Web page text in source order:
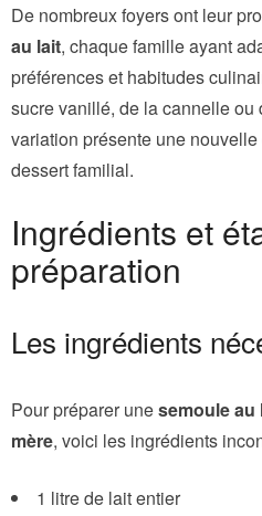
De nombreux foyers ont leur
au lait, chaque famille ayant
préférences et habitudes
sucre vanillé, de la cannelle ou
variation présente une
dessert familial.
Ingrédients et
préparation
Les ingrédients
Pour préparer unesemoule au
mère, voici les ingrédients
1 litre de lait entier